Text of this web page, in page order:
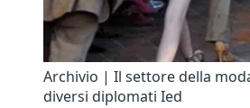
Archivio | Il settore della
diversi diplomati Ied